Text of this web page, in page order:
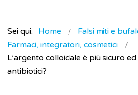
Sei qui: Home
Falsi miti e
Farmaci, integratori, cosmetici
L’argento colloidale è più sicuro
antibiotici?